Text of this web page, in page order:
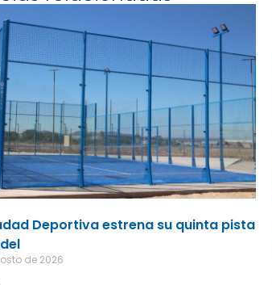
Deportiva estrena su quinta pista
de 2026